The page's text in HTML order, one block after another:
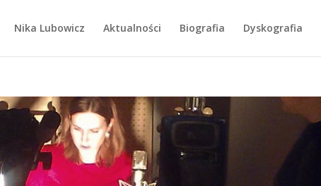
Nika Lubowicz Aktualności Biografia Dyskografia